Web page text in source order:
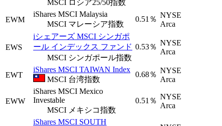
MSCI ロシア25/50指数
EWM
iShares MSCI Malaysia
MSCI マレーシア指数
0.51％ NYSE
Arca
EWS
iシェアーズ MSCI シンガポ
ール インデックス ファンド
MSCI シンガポール指数
0.53％ NYSE
Arca
EWT
iShares MSCI TAIWAN Index
MSCI 台湾指数
0.68％ NYSE
Arca
EWW
iShares MSCI Mexico
Investable
MSCI メキシコ指数
0.51％ NYSE
Arca
iShares MSCI SOUTH